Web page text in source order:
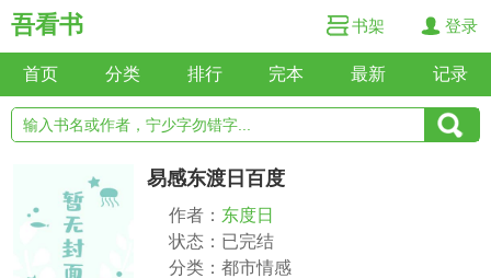
吾看书 书架 登录
首页 分类 排行 完本 最新 记录
易感东渡日百度
作者： 东度日
状态：已完结
分类：都市情感